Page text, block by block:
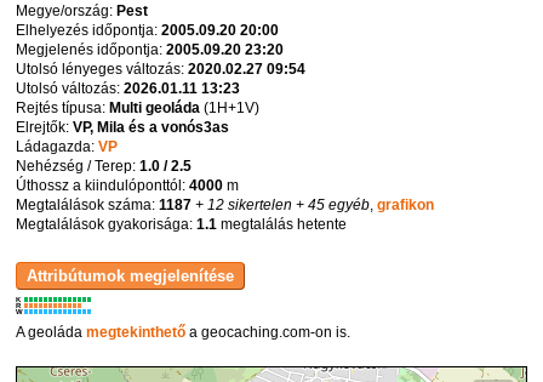
Megye/ország:Pest
Elhelyezés időpontja:2005.09.20 20:00
Megjelenés időpontja:2005.09.20 23:20
Utolsó lényeges változás:2020.02.27 09:54
Utolsó változás:2026.01.11 13:23
Rejtés típusa:Multi geoláda (1H+1V)
Elrejtők:VP, Mila és a vonós3as
Ládagazda:VP
Nehézség / Terep:1.0 / 2.5
Úthossz a kiindulóponttól:4000 m
Megtalálások száma:1187 + 12 sikertelen + 45 egyéb ,grafikon
Megtalálások gyakorisága:1.1 megtalálás hetente
K
R
W
A geoládamegtekinthető a geocaching.com-on is.